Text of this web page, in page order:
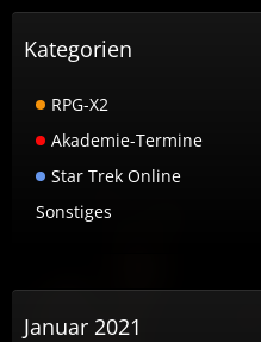
Kategorien
RPG-X2
Akademie-Termine
Star Trek Online
Sonstiges
Januar 2021